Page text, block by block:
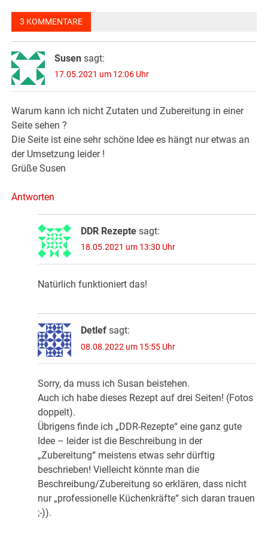
3 KOMMENTARE
Susen sagt:
17.05.2021 um 12:06 Uhr
Warum kann ich nicht Zutaten und Zubereitung in einer
Seite sehen ?
Die Seite ist eine sehr schöne Idee es hängt nur etwas an
der Umsetzung leider !
Grüße Susen
Antworten
DDR Rezepte sagt:
18.05.2021 um 13:30 Uhr
Natürlich funktioniert das!
Detlef sagt:
08.08.2022 um 15:55 Uhr
Sorry, da muss ich Susan beistehen.
Auch ich habe dieses Rezept auf drei Seiten! (Fotos
doppelt).
Übrigens finde ich „DDR-Rezepte“ eine ganz gute
Idee – leider ist die Beschreibung in der
„Zubereitung“ meistens etwas sehr dürftig
beschrieben! Vielleicht könnte man die
Beschreibung/Zubereitung so erklären, dass nicht
nur „professionelle Küchenkräfte“ sich daran trauen
;-)).